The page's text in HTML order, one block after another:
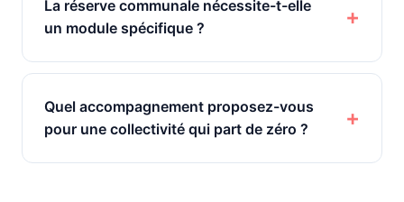
La réserve communale nécessite-t-elle
un module spécifique ?
Quel accompagnement proposez-vous
pour une collectivité qui part de zéro ?